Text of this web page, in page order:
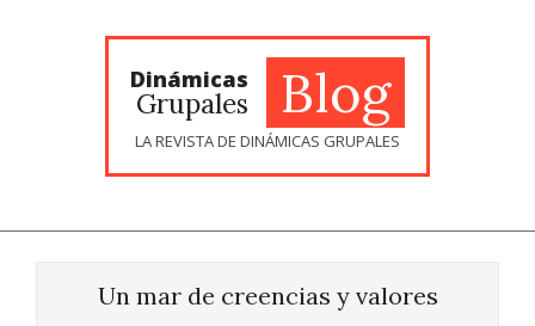
Dinámicas
Grupales Blog
LA REVISTA DE DINÁMICAS GRUPALES
Un mar de creencias y valores